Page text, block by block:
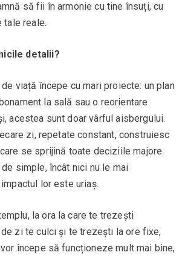
să fii în armonie cu tine însuți, cu
tale reale.
detalii?
viață începe cu mari proiecte: un plan
la sală sau o reorientare
acestea sunt doar vârful aisbergului.
zi, repetate constant, construiesc
se sprijină toate deciziile majore.
simple, încât nici nu le mai
lor este uriaș.
la ora la care te trezești
zi te culci și te trezești la ore fixe,
începe să funcționeze mult mai bine,